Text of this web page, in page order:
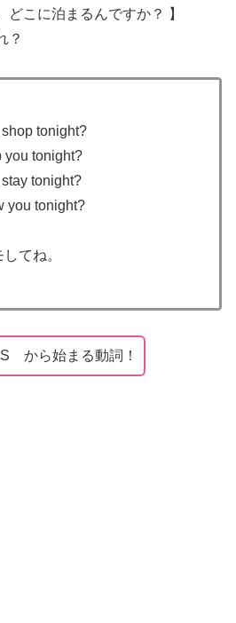
こに泊まるんですか？ 】
？
shop tonight?
you tonight?
stay tonight?
you tonight?
てね。
から始まる動詞！